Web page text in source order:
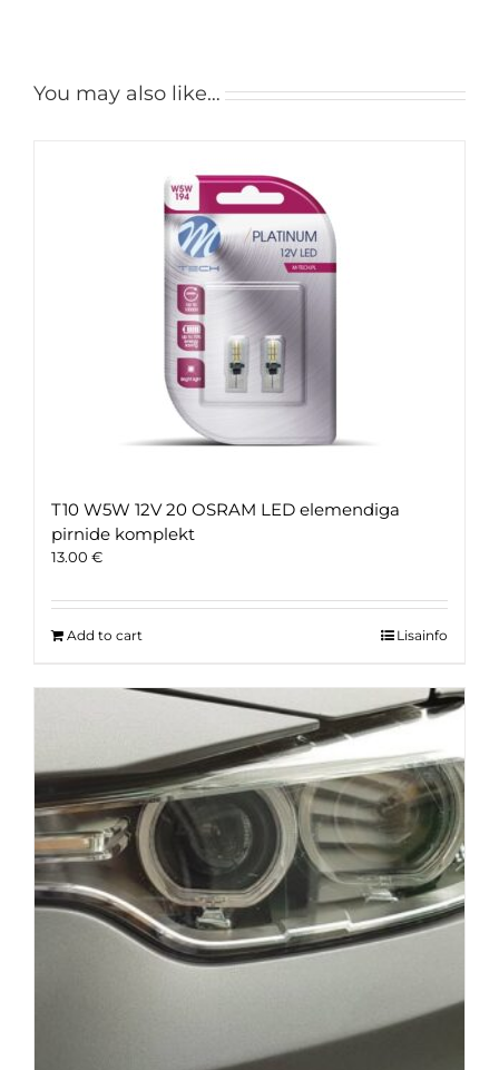
quantity
You may also like…
T10 W5W 12V 20 OSRAM LED elemendiga
pirnide komplekt
13.00 €
Add to cart Lisainfo